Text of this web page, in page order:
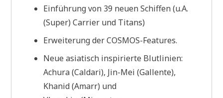
Einführung von 39 neuen Schiffen (u.A.
(Super) Carrier und Titans)
Erweiterung der COSMOS-Features.
Neue asiatisch inspirierte Blutlinien:
Achura (Caldari), Jin-Mei (Gallente),
Khanid (Amarr) und